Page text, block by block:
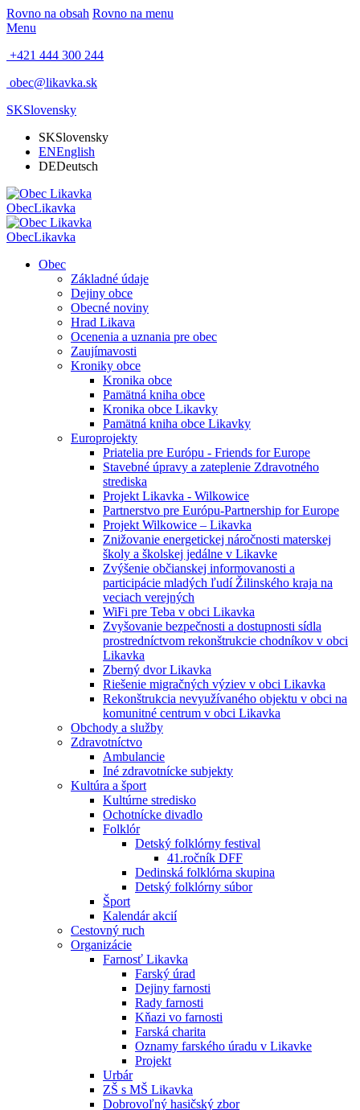
Rovno na obsah Rovno na menu
Menu
+421 444 300 244
obec@likavka.sk
SKSlovensky
SKSlovensky
ENEnglish
DEDeutsch
ObecLikavka
ObecLikavka
Obec
Základné údaje
Dejiny obce
Obecné noviny
Hrad Likava
Ocenenia a uznania pre obec
Zaujímavosti
Kroniky obce
Kronika obce
Pamätná kniha obce
Kronika obce Likavky
Pamätná kniha obce Likavky
Europrojekty
Priatelia pre Európu - Friends for Europe
Stavebné úpravy a zateplenie Zdravotného
strediska
Projekt Likavka - Wilkowice
Partnerstvo pre Európu-Partnership for Europe
Projekt Wilkowice – Likavka
Znižovanie energetickej náročnosti materskej
školy a školskej jedálne v Likavke
Zvýšenie občianskej informovanosti a
participácie mladých ľudí Žilinského kraja na
veciach verejných
WiFi pre Teba v obci Likavka
Zvyšovanie bezpečnosti a dostupnosti sídla
prostredníctvom rekonštrukcie chodníkov v obci
Likavka
Zberný dvor Likavka
Riešenie migračných výziev v obci Likavka
Rekonštrukcia nevyužívaného objektu v obci na
komunitné centrum v obci Likavka
Obchody a služby
Zdravotníctvo
Ambulancie
Iné zdravotnícke subjekty
Kultúra a šport
Kultúrne stredisko
Ochotnícke divadlo
Folklór
Detský folklórny festival
41.ročník DFF
Dedinská folklórna skupina
Detský folklórny súbor
Šport
Kalendár akcií
Cestovný ruch
Organizácie
Farnosť Likavka
Farský úrad
Dejiny farnosti
Rady farnosti
Kňazi vo farnosti
Farská charita
Oznamy farského úradu v Likavke
Projekt
Urbár
ZŠ s MŠ Likavka
Dobrovoľný hasičský zbor